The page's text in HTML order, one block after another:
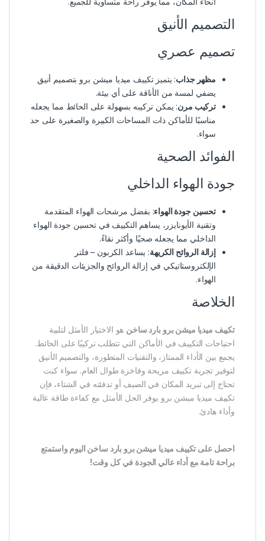
التصميم الأنيق
تصميم عصري
مظهر جذاب: يتميز تكييف ميديا ميشن برو بتصميم أنيق
يضفي لمسة من الأناقة على أي بيئة.
تركيب مرن: يمكن تركيبه بسهولة على الحائط مما يجعله
مناسبًا للأماكن ذات المساحات الكبيرة والصغيرة على حد
سواء.
الفوائد الصحية
جودة الهواء الداخلي
تحسين جودة الهواء: بفضل مرشحات الهواء المتقدمة
وتقنية الأيونايزر، يساهم التكييف في تحسين جودة الهواء
الداخلي مما يجعله صحيًا وأكثر نقاءً.
إزالة الروائح الكريهة: يساعد الكربون – فلتر
الإلكتروستاتيكي في إزالة الروائح والجزيئات الدقيقة من
الهواء.
الخلاصة
تكييف ميديا ميشن برو بارد ساخن هو الاختيار الأمثل لتلبية
احتياجات التكييف في الأماكن التي تتطلب تركيبًا على الحائط.
يجمع بين الأداء الممتاز، والتقنيات المتطورة، والتصميم الأنيق
لتوفير تجربة تكييف مريحة وفاخرة طوال العام. سواء كنت
تحتاج إلى تبريد المكان في الصيف أو تدفئته في الشتاء، فإن
تكييف ميديا ميشن برو يوفر الحل الأمثل مع كفاءة طاقة عالية
وأداء هادئ.
احصل على تكييف ميديا ميشن برو بارد ساخن اليوم واستمتع
براحة تامة مع أداء عالي الجودة في كل وقت!